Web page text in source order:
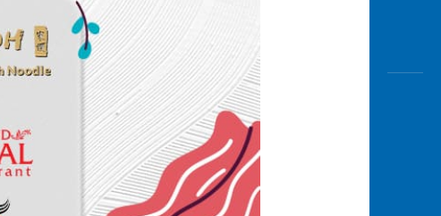
Modus